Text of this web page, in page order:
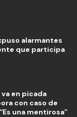
alarmantes
que participa
va en picada
con caso de
una mentirosa”